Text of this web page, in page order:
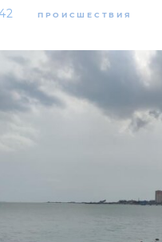
ПРОИСШЕСТВИЯ